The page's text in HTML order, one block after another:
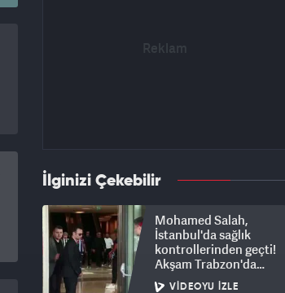
İlginizi Çekebilir
Mohamed Salah,
İstanbul'da sağlık
kontrollerinden geçti!
Akşam Trabzon'da
olacak
VIDEOYU İZLE